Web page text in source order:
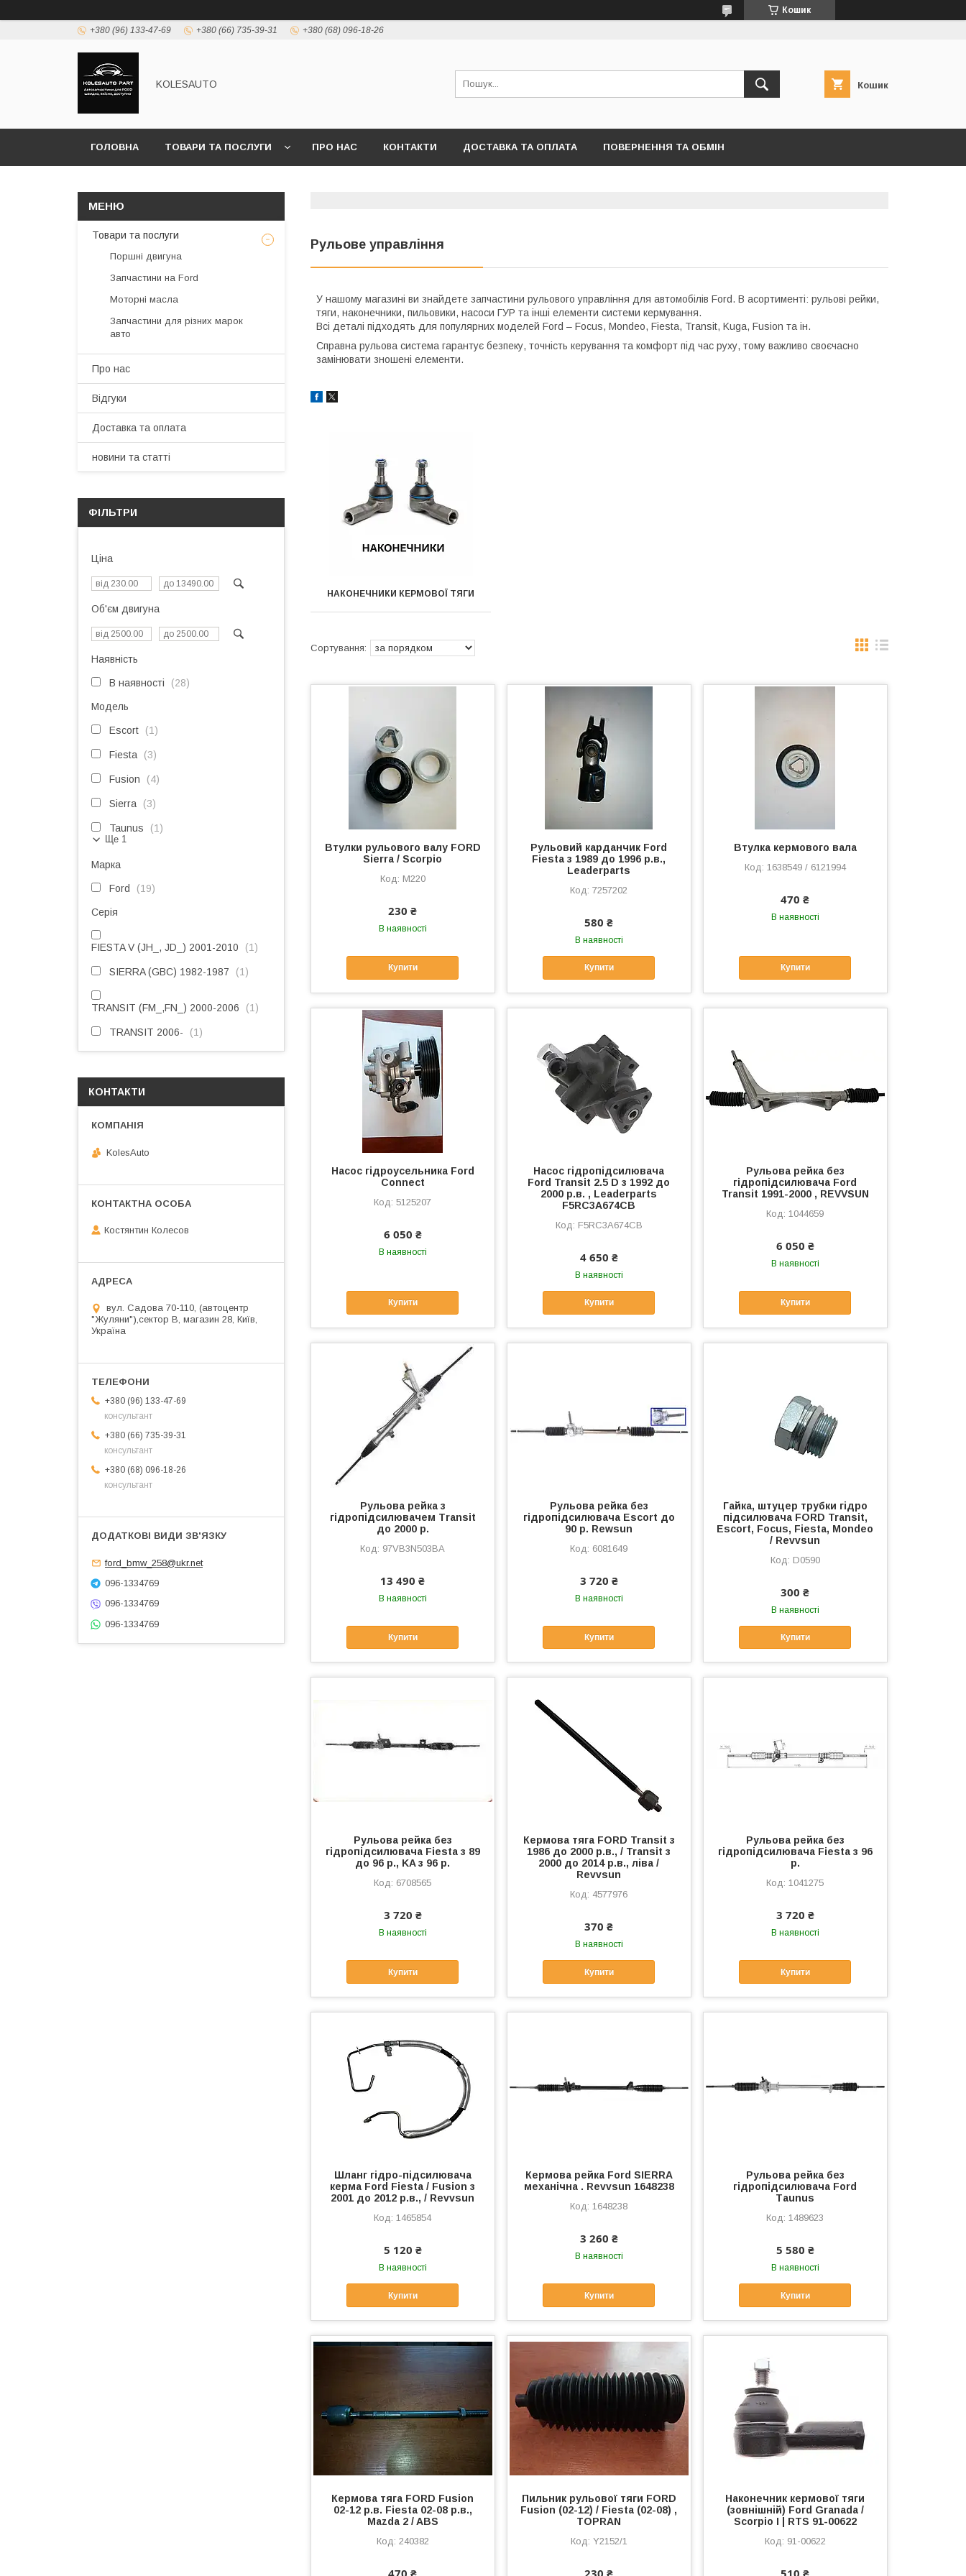
Кошик
+380 (96) 133-47-69 +380 (66) 735-39-31 +380 (68) 096-18-26
KOLESAUTO Кошик
ГОЛОВНА ТОВАРИ ТА ПОСЛУГИ ПРО НАС КОНТАКТИ ДОСТАВКА ТА ОПЛАТА ПОВЕРНЕННЯ ТА ОБМІН
Рульове управління
У нашому магазині ви знайдете запчастини рульового управління для автомобілів Ford. В асортименті: рульові рейки,
тяги, наконечники, пильовики, насоси ГУР та інші елементи системи кермування.
Всі деталі підходять для популярних моделей Ford – Focus, Mondeo, Fiesta, Transit, Kuga, Fusion та ін.
Справна рульова система гарантує безпеку, точність керування та комфорт під час руху, тому важливо своєчасно
замінювати зношені елементи.
НАКОНЕЧНИКИ КЕРМОВОЇ ТЯГИ
Втулки рульового валу FORD
Sierra / Scorpio
M220
230 ₴
В наявності
Купити
Рульовий карданчик Ford
Fiesta з 1989 до 1996 р.в.,
Leaderparts
7257202
580 ₴
В наявності
Купити
Втулка кермового вала
1638549 / 6121994
470 ₴
В наявності
Купити
Насос гідроусельника Ford
Connect
5125207
6 050 ₴
В наявності
Купити
Насос гідропідсилювача
Ford Transit 2.5 D з 1992 до
2000 р.в. , Leaderparts
F5RC3A674CB
F5RC3A674CB
4 650 ₴
В наявності
Купити
Рульова рейка без
гідропідсилювача Ford
Transit 1991-2000 , REVVSUN
1044659
6 050 ₴
В наявності
Купити
Рульова рейка з
гідропідсилювачем Тransit
до 2000 р.
97VB3N503BA
13 490 ₴
В наявності
Купити
Рульова рейка без
гідропідсилювача Escort до
90 р. Rewsun
6081649
3 720 ₴
В наявності
Купити
Гайка, штуцер трубки гідро
підсилювача FORD Transit,
Escort, Focus, Fiesta, Mondeo
/ Revvsun
D0590
300 ₴
В наявності
Купити
Рульова рейка без
гідропідсилювача Fiesta з 89
до 96 р., KA з 96 р.
6708565
3 720 ₴
В наявності
Купити
Кермова тяга FORD Transit з
1986 до 2000 р.в., / Transit з
2000 до 2014 р.в., ліва /
Revvsun
4577976
370 ₴
В наявності
Купити
Рульова рейка без
гідропідсилювача Fiesta з 96
р.
1041275
3 720 ₴
В наявності
Купити
Шланг гідро-підсилювача
керма Ford Fiesta / Fusion з
2001 до 2012 р.в., / Revvsun
1465854
5 120 ₴
В наявності
Купити
Кермова рейка Ford SIERRA
механічна . Revvsun 1648238
1648238
3 260 ₴
В наявності
Купити
Рульова рейка без
гідропідсилювача Ford
Тaunus
1489623
5 580 ₴
В наявності
Купити
Кермова тяга FORD Fusion
02-12 р.в. Fiesta 02-08 р.в.,
Mazda 2 / ABS
240382
470 ₴
Пильник рульової тяги FORD
Fusion (02-12) / Fiesta (02-08) ,
TOPRAN
Y2152/1
230 ₴
Наконечник кермової тяги
(зовнішній) Ford Granada /
Scorpio I | RTS 91-00622
91-00622
510 ₴
Товари та послуги
Поршні двигуна
Запчастини на Ford
Моторні масла
Запчастини для різних марок
авто
Про нас
Відгуки
Доставка та оплата
новини та статті
ФІЛЬТРИ
Ціна
Об'єм двигуна
Наявність
В наявності 28
Модель
Escort 1
Fiesta 3
Fusion 4
Sierra 3
Taunus 1
Ще 1
Марка
Ford 19
Серія
FIESTA V (JH_, JD_) 2001-2010 1
SIERRA (GBC) 1982-1987 1
TRANSIT (FM_,FN_) 2000-2006 1
TRANSIT 2006- 1
КОНТАКТИ
KolesAuto
Костянтин Колесов
вул. Садова 70-110, (автоцентр
"Жуляни"),сектор В, магазин 28, Київ,
Україна
+380 (96) 133-47-69
консультант
+380 (66) 735-39-31
консультант
+380 (68) 096-18-26
консультант
ford_bmw_258@ukr.net
096-1334769
096-1334769
096-1334769